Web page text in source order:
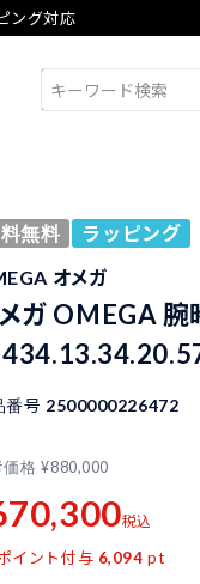
ング対応
無料
ラッピング
オメガ
ガ OMEGA 腕
番号 2500000226472
価格 ¥880,000
税込
イント付与 6,094 pt